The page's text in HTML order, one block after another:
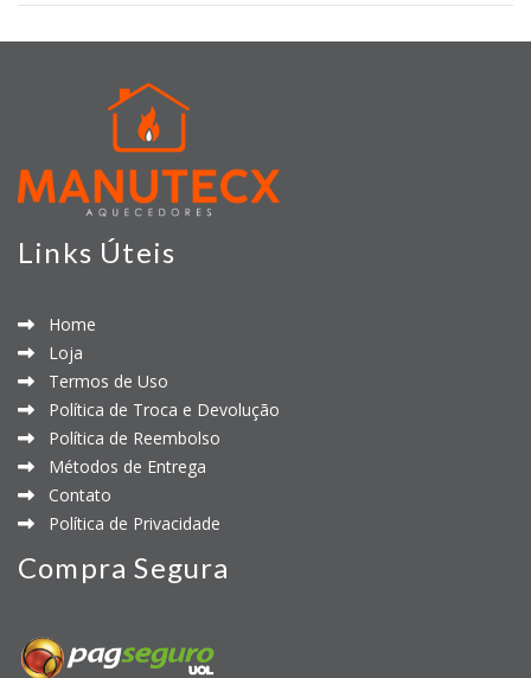
Links Úteis
Home
Loja
Termos de Uso
Política de Troca e Devolução
Política de Reembolso
Métodos de Entrega
Contato
Política de Privacidade
Compra Segura